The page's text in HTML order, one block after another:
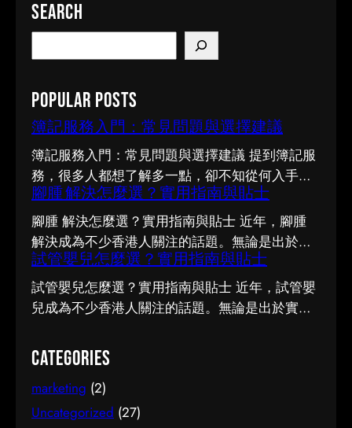
Search
e
r
c
Popular Posts
簿記服務入門：常見問題與選擇建議
簿記服務入門：常見問題與選擇建議 提到簿記服
務，很多人都想了解多一點，卻不知從何入手。
市面上資訊繁多，真假難辨。以下整理了幾個值
得留意的重點，希望能幫助你更清晰地掌握簿記
服務的相關知識。 事前要留意甚麼 在做決定之
前，有幾點值得特別留意。首先，每個人的情況
不盡相同，適合別人的未必適合自己；其次，資
訊來源是否可靠同樣關鍵。如有任何疑問，諮詢
相關範疇的專業人士，往往能得到更貼合個人需
幫你少走冤枉路：先設定清晰的目標與預算、收
集足夠的資料再比較，以及保留彈性以應對變
化。把這些習慣養成，做選擇時自然更得心應
手。 因應需要選擇 不同的情境，對簿記服務的要
腳腫 解決怎麼選？實用指南與貼士
腳腫 解決怎麼選？實用指南與貼士 近年，腳腫
解決成為不少香港人關注的話題。無論是出於實
際需要還是興趣，先對它有基本認識，都有助我
們作出更明智的決定。這篇文章會從不同角度，
和大家分享關於腳腫 解決的實用資訊。 它的重要
阱，把時間與資源花在真正合適的地方，這也是
做足功課的價值所在。 事前要留意甚麼 在做決定
之前，有幾點值得特別留意。首先，每個人的情
試管嬰兒怎麼選？實用指南與貼士
試管嬰兒怎麼選？實用指南與貼士 近年，試管嬰
兒成為不少香港人關注的話題。無論是出於實際
作出更明智的決定。這篇文章會從不同角度，和
大家分享關於試管嬰兒的實用資訊。 它的重要性
認真了解試管嬰兒的好處顯而易見：當你清楚自
己面對的選擇與條件，便更容易避開常見的陷
Categories
marketing (2)
Uncategorized (27)